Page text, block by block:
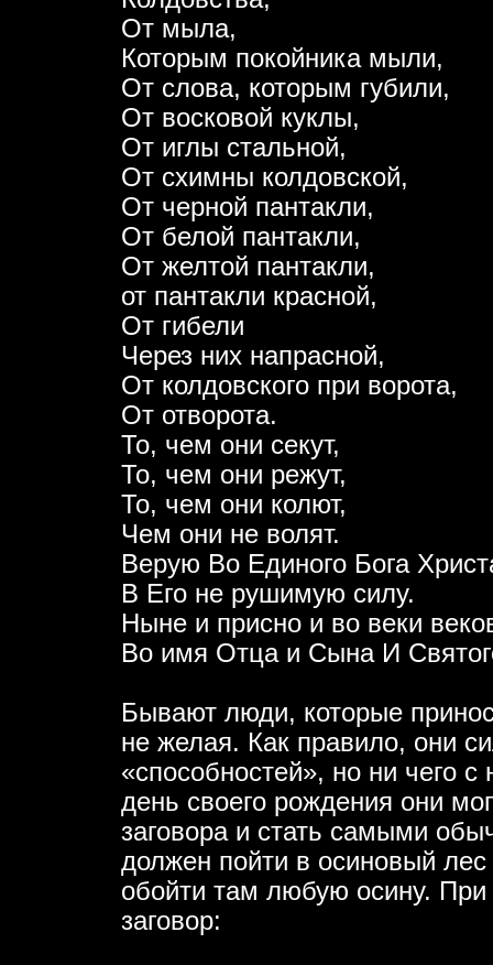
От мыла,
Которым покойника мыли,
От слова, которым губили,
От восковой куклы,
От иглы стальной,
От схимны колдовской,
От черной пантакли,
От белой пантакли,
От желтой пантакли,
от пантакли красной,
От гибели
Через них напрасной,
От колдовского при ворота,
От отворота.
То, чем они секут,
То, чем они режут,
То, чем они колют,
Чем они не волят.
Верую Во Единого Бога
В Его не рушимую силу.
Ныне и присно и во веки
Во имя Отца и Сына И
Бывают люди, которые
не желая. Как правило, они
«способностей», но ни чего
день своего рождения они
заговора и стать самыми
должен пойти в осиновый
обойти там любую осину.
заговор: